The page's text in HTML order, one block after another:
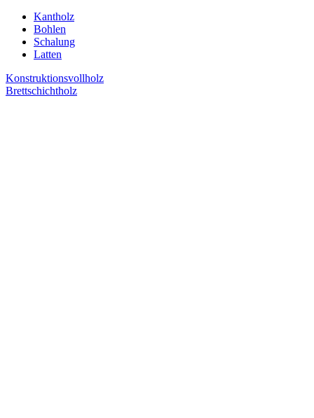
Kantholz
Bohlen
Schalung
Latten
Konstruktionsvollholz
Brettschichtholz